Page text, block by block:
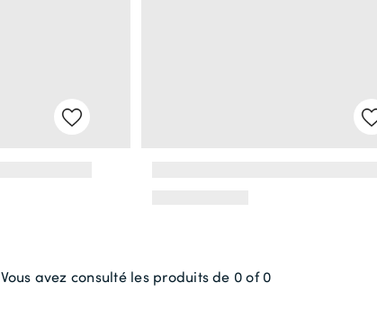
Vous avez consulté les produits de 0 of 0